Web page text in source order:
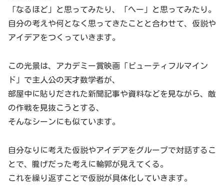
「なるほど」と思ってみたり、「へー」と思ってみたり。
自分の考えや何となく思ってきたことと合わせて、仮説や
アイデアをつくっていきます。
この光景は、アカデミー賞映画「ビューティフルマイン
ド」で主人公の天才数学者が、
部屋中に貼りだされた新聞記事や資料などを見ながら、敵
の作戦を見抜こうとする、
そんなシーンにも似ています。
自分なりに考えた仮説やアイデアをグループで対話するこ
とで、朧げだった考えに輪郭が見えてくる。
これを繰り返すことで仮説が具体化していきます。